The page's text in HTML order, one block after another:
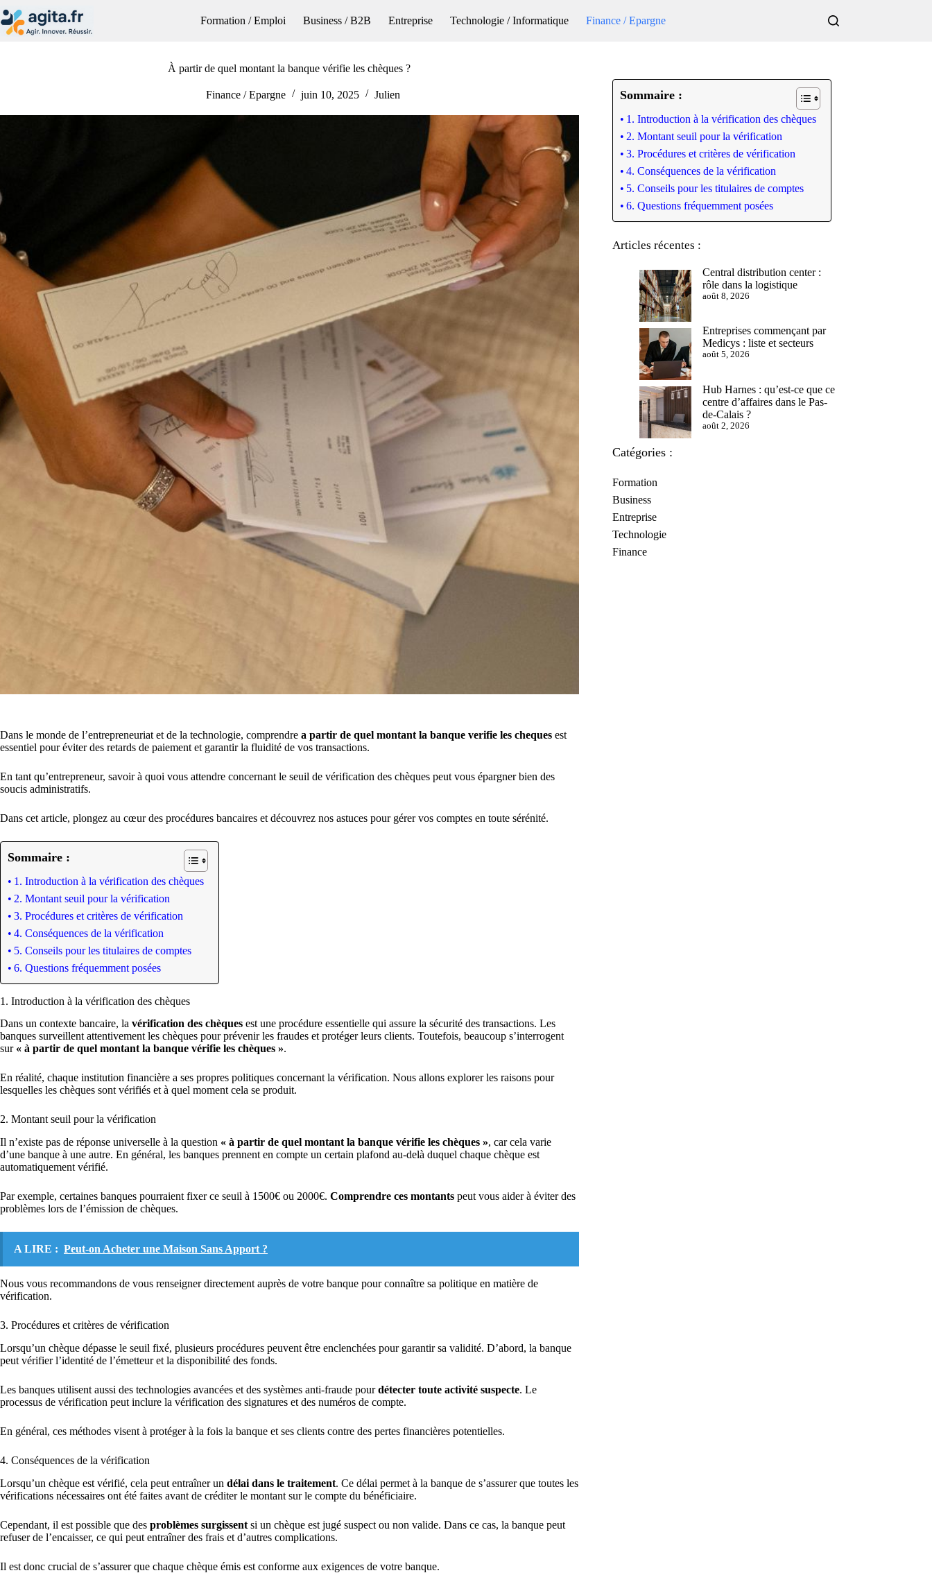
au
contenu
Formation / Emploi Business / B2B Entreprise Technologie / Informatique Finance / Epargne
À partir de quel montant la banque vérifie les chèques ?
Finance / Epargne juin 10, 2025 Julien
Dans le monde de l’entrepreneuriat et de la technologie, comprendre a partir de quel montant la banque verifie les cheques est
essentiel pour éviter des retards de paiement et garantir la fluidité de vos transactions.
En tant qu’entrepreneur, savoir à quoi vous attendre concernant le seuil de vérification des chèques peut vous épargner bien des
soucis administratifs.
Dans cet article, plongez au cœur des procédures bancaires et découvrez nos astuces pour gérer vos comptes en toute sérénité.
Sommaire :
1. Introduction à la vérification des chèques
2. Montant seuil pour la vérification
3. Procédures et critères de vérification
4. Conséquences de la vérification
5. Conseils pour les titulaires de comptes
6. Questions fréquemment posées
1. Introduction à la vérification des chèques
Dans un contexte bancaire, la vérification des chèques est une procédure essentielle qui assure la sécurité des transactions. Les
banques surveillent attentivement les chèques pour prévenir les fraudes et protéger leurs clients. Toutefois, beaucoup s’interrogent
sur « à partir de quel montant la banque vérifie les chèques ».
En réalité, chaque institution financière a ses propres politiques concernant la vérification. Nous allons explorer les raisons pour
lesquelles les chèques sont vérifiés et à quel moment cela se produit.
2. Montant seuil pour la vérification
Il n’existe pas de réponse universelle à la question « à partir de quel montant la banque vérifie les chèques », car cela varie
d’une banque à une autre. En général, les banques prennent en compte un certain plafond au-delà duquel chaque chèque est
automatiquement vérifié.
Par exemple, certaines banques pourraient fixer ce seuil à 1500€ ou 2000€. Comprendre ces montants peut vous aider à éviter des
problèmes lors de l’émission de chèques.
A LIRE : Peut-on Acheter une Maison Sans Apport ?
Nous vous recommandons de vous renseigner directement auprès de votre banque pour connaître sa politique en matière de
vérification.
3. Procédures et critères de vérification
Lorsqu’un chèque dépasse le seuil fixé, plusieurs procédures peuvent être enclenchées pour garantir sa validité. D’abord, la banque
peut vérifier l’identité de l’émetteur et la disponibilité des fonds.
Les banques utilisent aussi des technologies avancées et des systèmes anti-fraude pourdétecter toute activité suspecte. Le
processus de vérification peut inclure la vérification des signatures et des numéros de compte.
En général, ces méthodes visent à protéger à la fois la banque et ses clients contre des pertes financières potentielles.
4. Conséquences de la vérification
Lorsqu’un chèque est vérifié, cela peut entraîner un délai dans le traitement. Ce délai permet à la banque de s’assurer que toutes les
vérifications nécessaires ont été faites avant de créditer le montant sur le compte du bénéficiaire.
Cependant, il est possible que des problèmes surgissent si un chèque est jugé suspect ou non valide. Dans ce cas, la banque peut
refuser de l’encaisser, ce qui peut entraîner des frais et d’autres complications.
Il est donc crucial de s’assurer que chaque chèque émis est conforme aux exigences de votre banque.
Sommaire :
1. Introduction à la vérification des chèques
2. Montant seuil pour la vérification
3. Procédures et critères de vérification
4. Conséquences de la vérification
5. Conseils pour les titulaires de comptes
6. Questions fréquemment posées
Articles récentes :
Central distribution center :
rôle dans la logistique
août 8, 2026
Entreprises commençant par
Medicys : liste et secteurs
août 5, 2026
Hub Harnes : qu’est-ce que ce
centre d’affaires dans le Pas-
de-Calais ?
août 2, 2026
Catégories :
Formation
Business
Entreprise
Technologie
Finance